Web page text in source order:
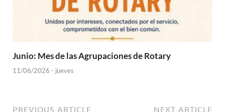
Junio: Mes de las Agrupaciones de Rotary
11/06/2026 - jueves
PREVIOUS ARTICLE NEXT ARTICLE